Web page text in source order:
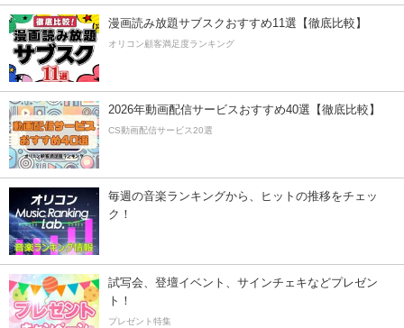
漫画読み放題サブスクおすすめ11選【徹底比較】
オリコン顧客満足度ランキング
2026年動画配信サービスおすすめ40選【徹底比較】
CS動画配信サービス20選
毎週の音楽ランキングから、ヒットの推移をチェッ
ク！
試写会、登壇イベント、サインチェキなどプレゼン
ト！
プレゼント特集